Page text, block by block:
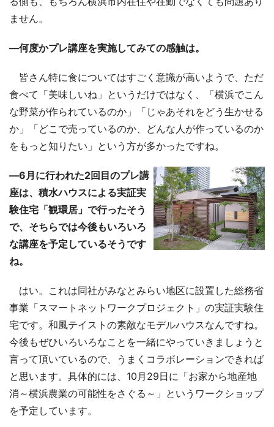
ません。
―何度かプレ講座を実施してみての感触は。
皆さん特に食についてはすごく意識が高いようで、ただ
食べて「美味しいね」というだけではなく、「横浜でこん
な野菜が作られているのか」「じゃあそれをどう生かせる
か」「どこで売っているのか、どんな人が作っているのか
をもっと知りたい」という方が多かったですね。
―6月に行われた2回目のプレ講
座は、積水ハウスによる実証実
験住宅「観環居」で行ったそう
で、そちらでは今後もいろいろ
な講座を予定しているそうです
ね。
はい。これは同社がみなとみらい地区に設置した総務省
事業「スマートネットワークプロジェクト」の実証実験住
宅です。和風テイストの素敵なモデルハウスなんですね。
今後もぜひいろいろなことを一緒にやっていきましょうと
言って頂いているので、うまくコラボレーションできれば
と思います。具体的には、10月29日に「お家から地産地
消～横浜農業の可能性をさぐる～」というワークショップ
を予定しています。